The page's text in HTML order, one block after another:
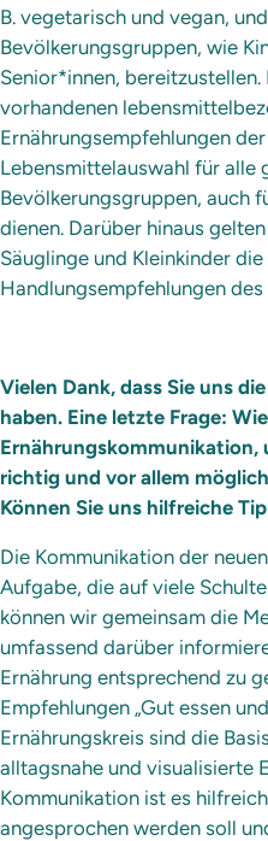
B. vegetarisch und vegan,
Bevölkerungsgruppen, wie
Senior*innen,
vorhandenen
Ernährungsempfehlungen
Lebensmittelauswahl für alle
Bevölkerungsgruppen, auch
dienen. Darüber hinaus
Säuglinge und Kleinkinder
Handlungsempfehlungen
Vielen Dank, dass Sie uns
haben. Eine letzte Frage:
Ernährungskommunikation,
richtig und vor allem
Können Sie uns hilfreiche
Die Kommunikation der
Aufgabe, die auf viele
können wir gemeinsam die
umfassend darüber
Ernährung entsprechend zu
Empfehlungen „Gut essen
Ernährungskreis sind die
alltagsnahe und visualisierte
Kommunikation ist es
angesprochen werden soll